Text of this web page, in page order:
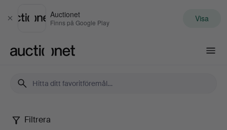
Stäng
Auctionet
Finns på Google Play Visa
Vapen
Filtrera